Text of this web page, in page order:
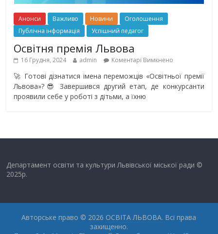
Анонси Важливо Новини
Оголошення
Публічна інформація
Успішний педагог
Освітня премія Львова
16 Грудня, 2024 admin Коментарі Вимкнено
🚀 Готові дізнатися імена переможців «Освітньої премії
Львова»?😎 Завершився другий етап, де конкурсанти
проявили себе у роботі з дітьми, а їхню
Департамент освіти та культури Львівської міської ради ©
2025р.
Авторське право © 2026 ОСВІТА ЛЬВОВА. Всі права
захищенно.